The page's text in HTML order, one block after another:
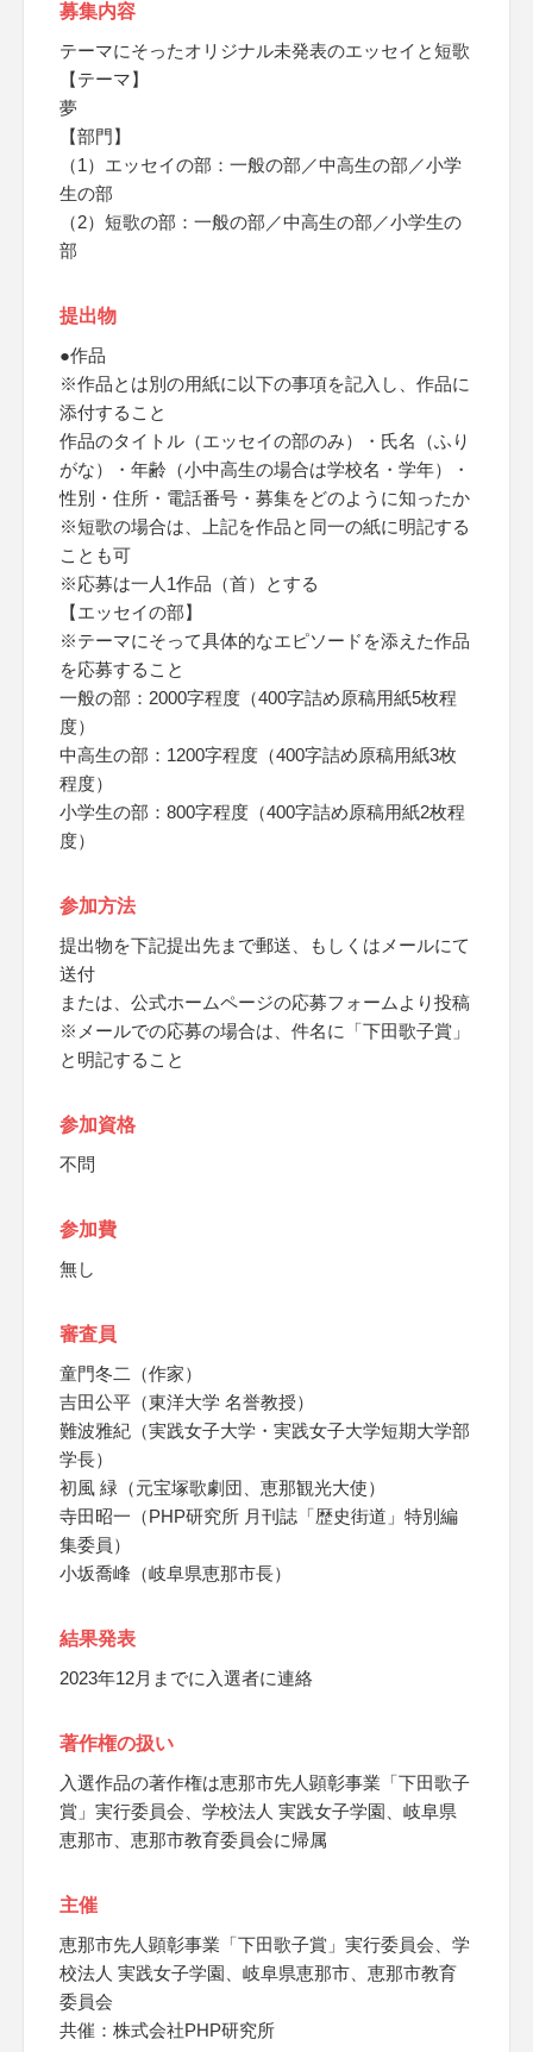
募集内容
テーマにそったオリジナル未発表のエッセイと短歌
【テーマ】
夢
【部門】
（1）エッセイの部：一般の部／中高生の部／小学
生の部
（2）短歌の部：一般の部／中高生の部／小学生の
部
提出物
●作品
※作品とは別の用紙に以下の事項を記入し、作品に
添付すること
作品のタイトル（エッセイの部のみ）・氏名（ふり
がな）・年齢（小中高生の場合は学校名・学年）・
性別・住所・電話番号・募集をどのように知ったか
※短歌の場合は、上記を作品と同一の紙に明記する
ことも可
※応募は一人1作品（首）とする
【エッセイの部】
※テーマにそって具体的なエピソードを添えた作品
を応募すること
一般の部：2000字程度（400字詰め原稿用紙5枚程
度）
中高生の部：1200字程度（400字詰め原稿用紙3枚
程度）
小学生の部：800字程度（400字詰め原稿用紙2枚程
度）
参加方法
提出物を下記提出先まで郵送、もしくはメールにて
送付
または、公式ホームページの応募フォームより投稿
※メールでの応募の場合は、件名に「下田歌子賞」
と明記すること
参加資格
不問
参加費
無し
審査員
童門冬二（作家）
吉田公平（東洋大学 名誉教授）
難波雅紀（実践女子大学・実践女子大学短期大学部
学長）
初風 緑（元宝塚歌劇団、恵那観光大使）
寺田昭一（PHP研究所 月刊誌「歴史街道」特別編
集委員）
小坂喬峰（岐阜県恵那市長）
結果発表
2023年12月までに入選者に連絡
著作権の扱い
入選作品の著作権は恵那市先人顕彰事業「下田歌子
賞」実行委員会、学校法人 実践女子学園、岐阜県
恵那市、恵那市教育委員会に帰属
主催
恵那市先人顕彰事業「下田歌子賞」実行委員会、学
校法人 実践女子学園、岐阜県恵那市、恵那市教育
委員会
共催：株式会社PHP研究所